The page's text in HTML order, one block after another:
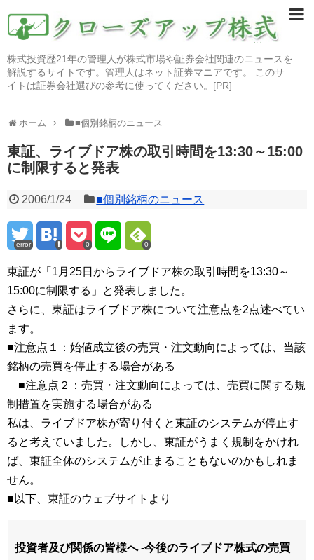
株式投資歴21年の管理人が株式市場や証券会社関連のニュースを
解説するサイトです。管理人はネット証券マニアです。 このサ
イトは証券会社選びの参考に使ってください。[PR]
ホーム ■個別銘柄のニュース
東証、ライブドア株の取引時間を13:30～15:00
に制限すると発表
2006/1/24 ■個別銘柄のニュース
error 0 0
東証が「1月25日からライブドア株の取引時間を13:30～
15:00に制限する」と発表しました。
さらに、東証はライブドア株について注意点を2点述べてい
ます。
■注意点１：始値成立後の売買・注文動向によっては、当該
銘柄の売買を停止する場合がある
■注意点２：売買・注文動向によっては、売買に関する規
制措置を実施する場合がある
私は、ライブドア株が寄り付くと東証のシステムが停止す
ると考えていました。しかし、東証がうまく規制をかけれ
ば、東証全体のシステムが止まることもないのかもしれま
せん。
■以下、東証のウェブサイトより
投資者及び関係の皆様へ -今後のライブドア株式の売買